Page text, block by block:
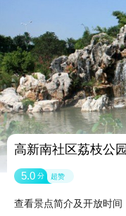
高新南社区荔枝公园
5.0 分 超赞
查看景点简介及开放时间